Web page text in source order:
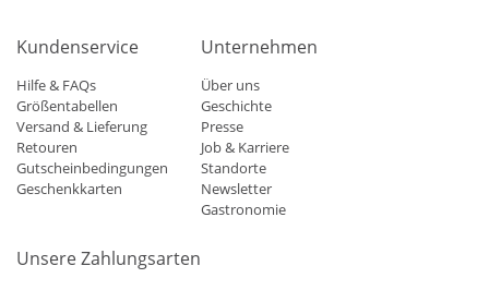
Kundenservice
Hilfe & FAQs
Größentabellen
Versand & Lieferung
Retouren
Gutscheinbedingungen
Geschenkkarten
Unternehmen
Über uns
Geschichte
Presse
Job & Karriere
Standorte
Newsletter
Gastronomie
Unsere Zahlungsarten